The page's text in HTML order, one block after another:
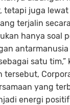
tetapi juga
terjalin
hanya soal
satu tim,”
tersebut,
yang
energi